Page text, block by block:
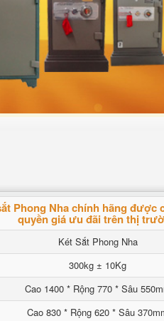
Phong Nha chính hãng được
quyền giá ưu đãi trên thị
Két Sắt Phong Nha
300kg ± 10Kg
Cao 1400 * Rộng 770 * Sâu
Cao 830 * Rộng 620 * Sâu